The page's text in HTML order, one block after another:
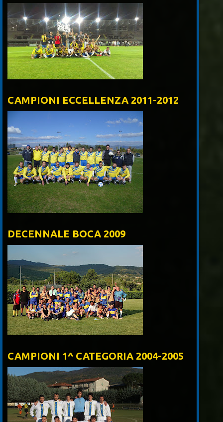
CAMPIONI ECCELLENZA 2011-2012
DECENNALE BOCA 2009
CAMPIONI 1^ CATEGORIA 2004-2005